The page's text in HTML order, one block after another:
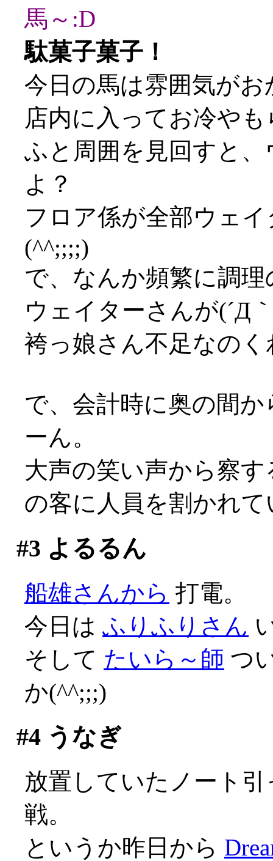
馬～:D
駄菓子菓子！
今日の馬は雰囲気が
店内に入ってお冷や
ふと周囲を見回すと
よ？
フロア係が全部ウェ
(^^;;;;)
で、なんか頻繁に調
ウェイターさんが(´Д
袴っ娘さん不足なのく
で、会計時に奥の間
ーん。
大声の笑い声から察
の客に人員を割かれて
#3 よるるん
船雄さんから 打電。
今日は ふりふりさん
そして たいら～師 つ
か(^^;;;)
#4うなぎ
放置していたノート
戦。
というか昨日から